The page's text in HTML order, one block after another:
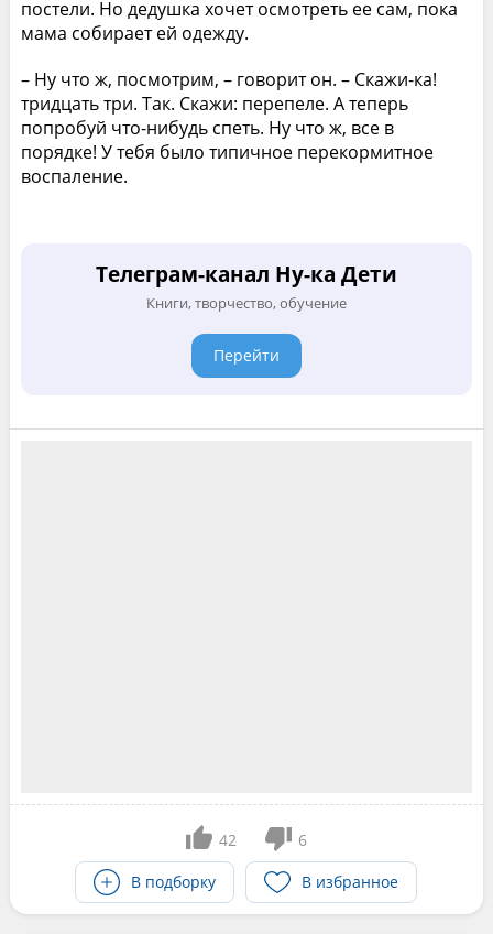
постели. Но дедушка хочет осмотреть ее сам, пока
мама собирает ей одежду.
– Ну что ж, посмотрим, – говорит он. – Скажи-ка!
тридцать три. Так. Скажи: перепеле. А теперь
попробуй что-нибудь спеть. Ну что ж, все в
порядке! У тебя было типичное перекормитное
воспаление.
Телеграм-канал Ну-ка Дети
Книги, творчество, обучение
Перейти
42
6
В подборку
В избранное